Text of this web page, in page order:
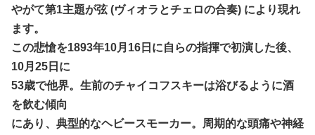
やがて第1主題が弦 (ヴィオラとチェロの合奏) により現れ
ます。
この悲愴を1893年10月16日に自らの指揮で初演した後、
10月25日に
53歳で他界。生前のチャイコフスキーは浴びるように酒
を飲む傾向
にあり、典型的なヘビースモーカー。周期的な頭痛や神経